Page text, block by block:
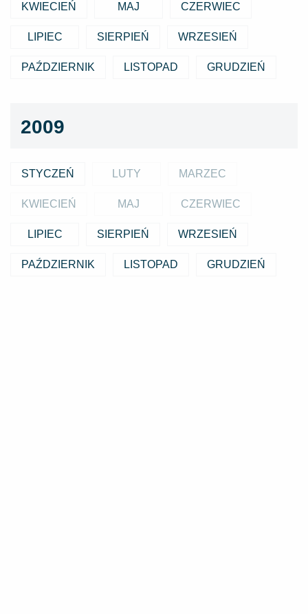
KWIECIEŃ MAJ CZERWIEC
LIPIEC SIERPIEŃ WRZESIEŃ
PAŹDZIERNIK LISTOPAD GRUDZIEŃ
2009
STYCZEŃ LUTY MARZEC
KWIECIEŃ MAJ CZERWIEC
LIPIEC SIERPIEŃ WRZESIEŃ
PAŹDZIERNIK LISTOPAD GRUDZIEŃ